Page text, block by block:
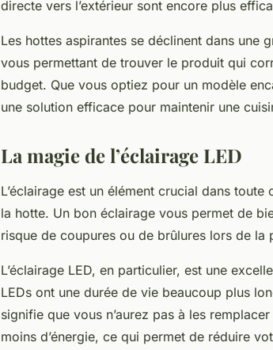
directe vers l’extérieur sont encore plus
Les hottes aspirantes se déclinent dans une
vous permettant de trouver le produit qui
budget. Que vous optiez pour un modèle
une solution efficace pour maintenir une
La magie de l’éclairage LED
L’éclairage est un élément crucial dans toute
la hotte. Un bon éclairage vous permet de
risque de coupures ou de brûlures lors de la
L’éclairage LED, en particulier, est une
LEDs ont une durée de vie beaucoup plus
signifie que vous n’aurez pas à les
moins d’énergie, ce qui permet de réduire